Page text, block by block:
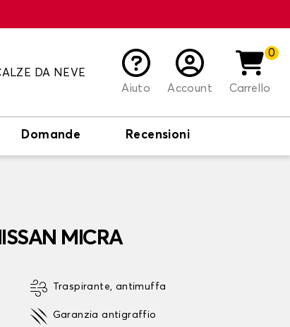
DA NEVE
Aiuto
Account
0
Carrello
Domande Recensioni
MICRA
Traspirante, antimuffa
Garanzia antigraffio